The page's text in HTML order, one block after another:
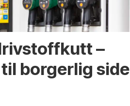
–
borgerlig side